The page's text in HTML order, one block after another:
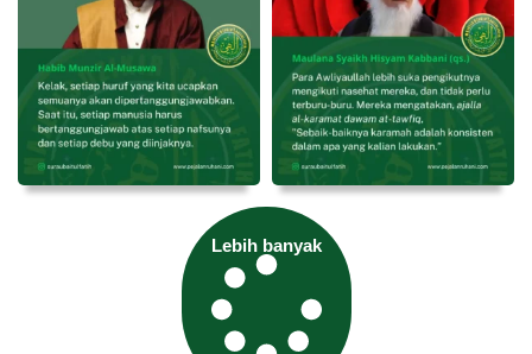
Lebih banyak